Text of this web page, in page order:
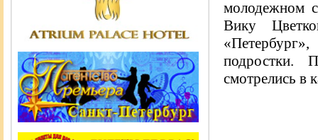
молодежном
Вику
подростки.
смотрелись в